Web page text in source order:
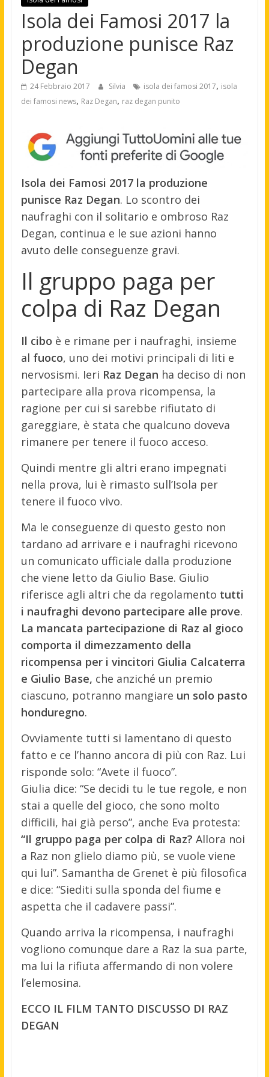
Isola dei Famosi 2017 la
produzione punisce Raz
Degan
24 Febbraio 2017 Silvia isola dei famosi 2017, isola
dei famosi news, Raz Degan, raz degan punito
Isola dei Famosi 2017 la produzione
punisce Raz Degan. Lo scontro dei
naufraghi con il solitario e ombroso Raz
Degan, continua e le sue azioni hanno
avuto delle conseguenze gravi.
Il gruppo paga per
colpa di Raz Degan
Il cibo è e rimane per i naufraghi, insieme
al fuoco, uno dei motivi principali di liti e
nervosismi. Ieri Raz Degan ha deciso di non
partecipare alla prova ricompensa, la
ragione per cui si sarebbe rifiutato di
gareggiare, è stata che qualcuno doveva
rimanere per tenere il fuoco acceso.
Quindi mentre gli altri erano impegnati
nella prova, lui è rimasto sull’Isola per
tenere il fuoco vivo.
Ma le conseguenze di questo gesto non
tardano ad arrivare e i naufraghi ricevono
un comunicato ufficiale dalla produzione
che viene letto da Giulio Base. Giulio
riferisce agli altri che da regolamento tutti
i naufraghi devono partecipare alle prove.
La mancata partecipazione di Raz al gioco
comporta il dimezzamento della
ricompensa per i vincitori Giulia Calcaterra
e Giulio Base, che anziché un premio
ciascuno, potranno mangiare un solo pasto
honduregno.
Ovviamente tutti si lamentano di questo
fatto e ce l’hanno ancora di più con Raz. Lui
risponde solo: “Avete il fuoco”.
Giulia dice: “Se decidi tu le tue regole, e non
stai a quelle del gioco, che sono molto
difficili, hai già perso”, anche Eva protesta:
“Il gruppo paga per colpa di Raz? Allora noi
a Raz non glielo diamo più, se vuole viene
qui lui”. Samantha de Grenet è più filosofica
e dice: “Siediti sulla sponda del fiume e
aspetta che il cadavere passi”.
Quando arriva la ricompensa, i naufraghi
vogliono comunque dare a Raz la sua parte,
ma lui la rifiuta affermando di non volere
l’elemosina.
ECCO IL FILM TANTO DISCUSSO DI RAZ
DEGAN